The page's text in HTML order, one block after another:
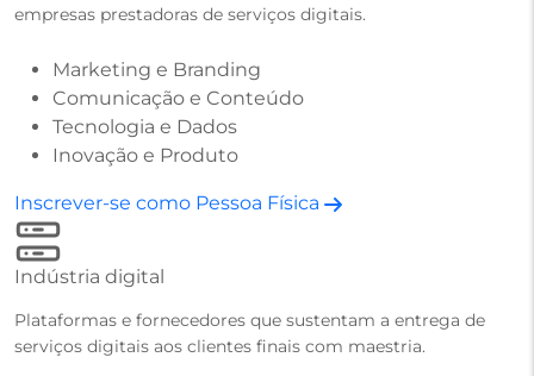
empresas prestadoras de serviços digitais.
Marketing e Branding
Comunicação e Conteúdo
Tecnologia e Dados
Inovação e Produto
Inscrever-se como Pessoa Física
Indústria digital
Plataformas e fornecedores que sustentam a entrega de
serviços digitais aos clientes finais com maestria.